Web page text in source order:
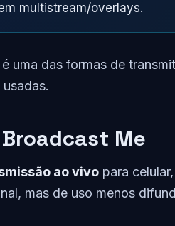
multistream/overlays.
uma das formas de
Me
ao vivo para
mas de uso menos